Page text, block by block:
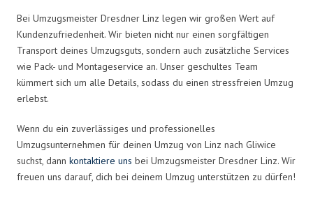
Bei Umzugsmeister Dresdner Linz legen wir großen Wert auf
Kundenzufriedenheit. Wir bieten nicht nur einen sorgfältigen
Transport deines Umzugsguts, sondern auch zusätzliche Services
wie Pack- und Montageservice an. Unser geschultes Team
kümmert sich um alle Details, sodass du einen stressfreien Umzug
erlebst.
Wenn du ein zuverlässiges und professionelles
Umzugsunternehmen für deinen Umzug von Linz nach Gliwice
suchst, dann kontaktiere uns bei Umzugsmeister Dresdner Linz. Wir
freuen uns darauf, dich bei deinem Umzug unterstützen zu dürfen!